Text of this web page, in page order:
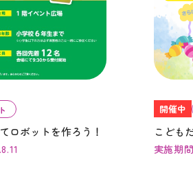
ロボットを作ろう！
開催中
こども
実施期